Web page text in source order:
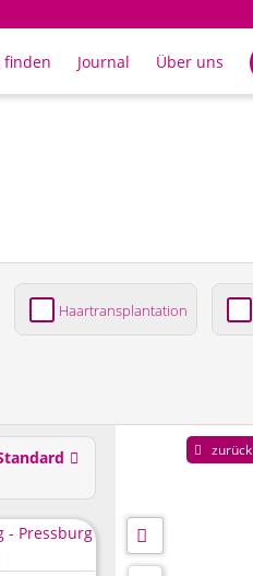
finden Journal Über uns
Haartransplantation
zurück